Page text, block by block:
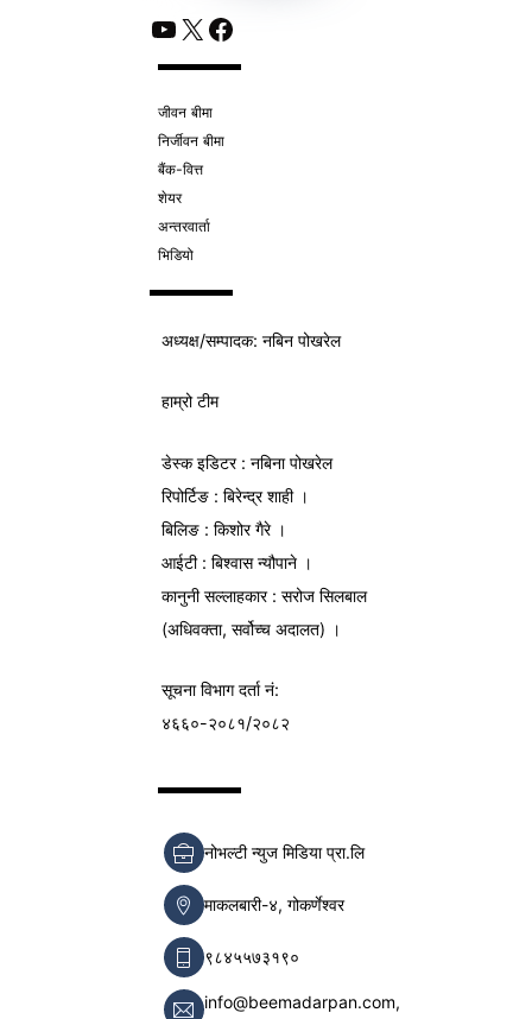
YouTube
X Facebook
जीवन बीमा
निर्जीवन बीमा
बैंक-वित्त
शेयर
अन्तरवार्ता
भिडियो
अध्यक्ष/सम्पादक: नबिन पोखरेल
हाम्रो टीम
डेस्क इडिटर : नबिना पोखरेल
रिपोर्टिङ : बिरेन्द्र शाही ।
बिलिङ : किशोर गैरे ।
आईटी : बिश्वास न्यौपाने ।
कानुनी सल्लाहकार : सरोज सिलबाल
(अधिवक्ता, सर्वोच्च अदालत) ।
सूचना विभागदर्ता नं:
४६६०-२०८१/२०८२
नोभल्टी न्युज मिडिया प्रा.लि
माकलबारी-४, गोकर्णेश्वर
९८४५५७३१९०
info@beemadarpan.com,